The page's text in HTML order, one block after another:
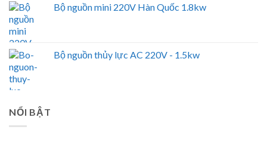
Bộ nguồn mini 220V Hàn Quốc 1.8kw
Bộ nguồn thủy lực AC 220V - 1.5kw
NỔI BẬT